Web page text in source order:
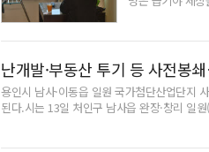
사업비 총액 등
"계약상 정확한
할 것으로 보인
재와 인건비 상
고, 협의를 진행
앞으로 남은 공
강화할 수 있는
화하겠다는 방침
정부·LH가 주도
용인 반도체 국
도 GH를 용인 국
서 힘을 실었다.
조성 전반에서
피해 임차인 우
셋집에서 내쫓
한 현실에 한 피
민사 준비 벅차
입주 대기 '초조'
나선 아내들미추
인천 미추홀구
대로 한 기자회
난개발·부동산 투기 등 사전봉
용인시 남사·이동읍 일원 국가첨단산업단지
된다.시는 13일 처인구 남사읍 완장·창리 일
산단 사업 예정지 710만㎡ 부지를 개발행위
개발과 자연경관 훼손, 부동산 투기 등을 사